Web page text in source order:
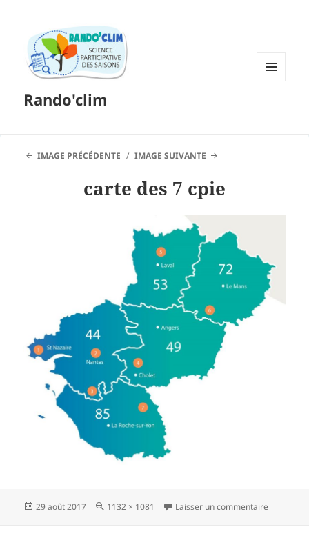
Rando'clim
IMAGE PRÉCÉDENTE IMAGE SUIVANTE
carte des 7 cpie
Publié
29 août 2017
Taille
1132 × 1081 Laisser un commentaire